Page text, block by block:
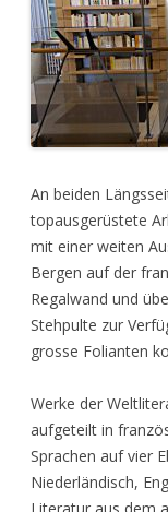
An beiden
topausgerüstete
mit einer weiten
Bergen auf der
Regalwand und
Stehpulte zur
grosse Folianten
Werke der
aufgeteilt in
Sprachen auf vier
Niederländisch,